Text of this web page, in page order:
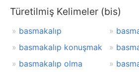
Türetilmiş Kelimeler (bis)
basmakalıp
basmakalıp konuşmak
basmakalıp olma